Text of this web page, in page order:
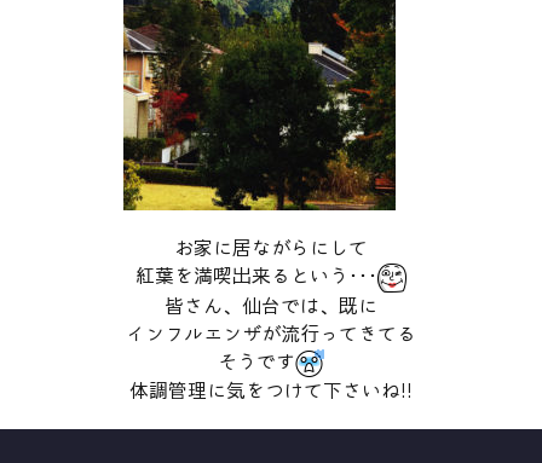
お家に居ながらにして
紅葉を満喫出来るという･･･
皆さん、仙台では、既に
インフルエンザが流行ってきてる
そうです
体調管理に気をつけて下さいね!!